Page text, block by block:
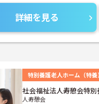
詳細を見る
特別養護老人ホーム（特養）
社会福祉法人寿憩会特
人寿憩会